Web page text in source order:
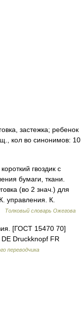
застежка; ребенок
кол во синонимов: 10
гвоздик с
бумаги, ткани.
(во 2 знач.) для
управления. К.
Толковый словарь Ожегова
[ГОСТ 15470 70]
Druckknopf FR
переводчика